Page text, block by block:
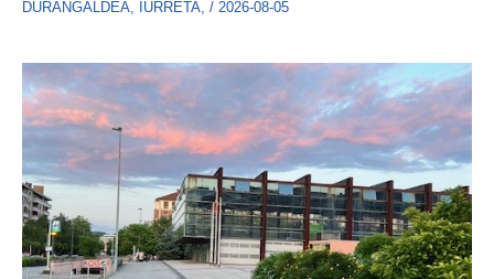
DURANGALDEA, IURRETA, / 2026-08-05